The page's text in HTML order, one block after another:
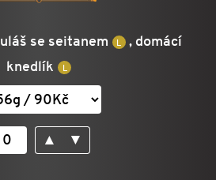
se seitanem
, domácí
knedlík
▲ ▼